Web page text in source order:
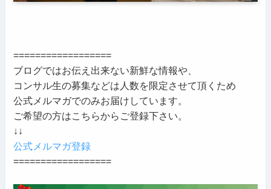
==================
ブログではお伝え出来ない新鮮な情報や、
コンサル生の募集などは人数を限定させて頂くため
公式メルマガでのみお届けしています。
ご希望の方はこちらからご登録下さい。
↓↓
公式メルマガ登録
==================